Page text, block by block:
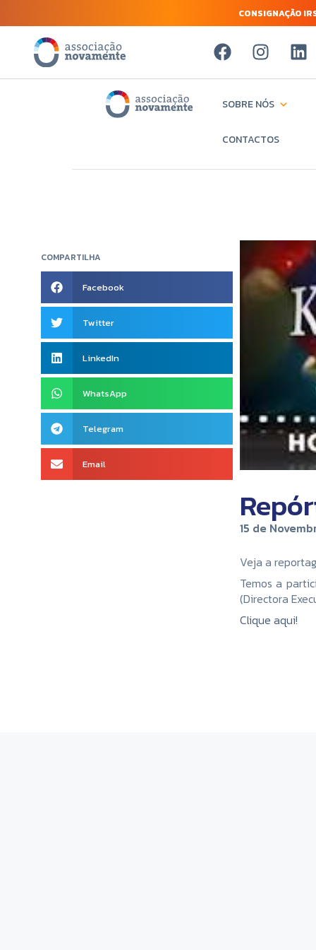
CONSIGNAÇÃO
SOBRE NÓS
CONTACTOS
COMPARTILHA
Facebook
Twitter
LinkedIn
WhatsApp
Telegram
Email
15 de
Veja a
Temos a
(Directora
Clique aqui!